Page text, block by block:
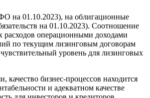
на 01.10.2023), на облигационные
на 01.10.2023). Соотношение
операционными доходами
по текущим лизинговым договорам
уровень для лизинговых
качество бизнес-процессов находится
и адекватном качестве